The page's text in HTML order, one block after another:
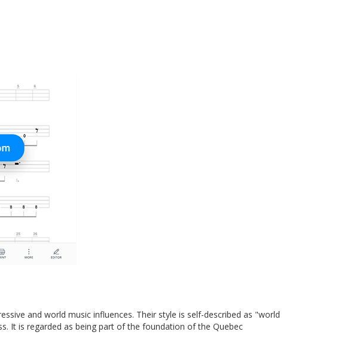
and world music influences. Their style is self-described as "world
It is regarded as being part of the foundation of the Quebec